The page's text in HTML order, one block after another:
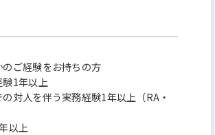
ご経験をお持ちの方
験1年以上
の対人を伴う実務経験1年以上（RA・
以上